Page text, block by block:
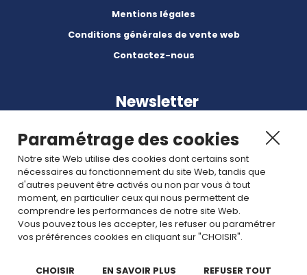
Mentions légales
Conditions générales de vente web
Contactez-nous
Newsletter
Abonnez-vous à nos dernières nouvelles et articles.
Rejoignez nous
Paramétrage des cookies
Notre site Web utilise des cookies dont certains sont
nécessaires au fonctionnement du site Web, tandis que
d'autres peuvent être activés ou non par vous à tout
moment, en particulier ceux qui nous permettent de
comprendre les performances de notre site Web.
Vous pouvez tous les accepter, les refuser ou paramétrer
vos préférences cookies en cliquant sur "CHOISIR".
CHOISIR EN SAVOIR PLUS REFUSER TOUT